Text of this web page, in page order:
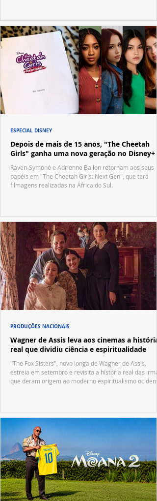
Depois de mais de 15 anos, "The Cheetah
Girls" ganha uma nova geração no Disney+
Raven-Symoné e Adrienne Bailon retornam aos seus
papéis em "The Cheetah Girls: Next Gen", que terá
filmagens realizadas na África do Sul.
ESPECIAL DISNEY
Wagner de Assis leva aos cinemas a história
real que dividiu ciência e espiritualidade
"The Fox Sisters", novo longa de Wagner de Assis,
estreia em setembro e revisita a história real das
que deram origem ao moderno espiritualismo
PRODUÇÕES NACIONAIS